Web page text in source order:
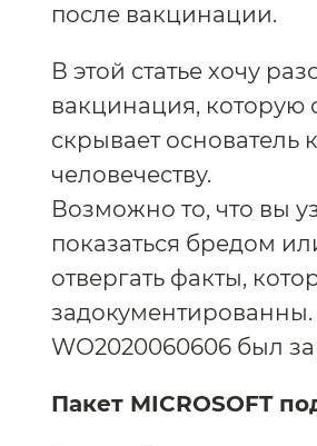
после вакцинации.
В этой статье хочу
вакцинация, которую
скрывает основатель
человечеству.
Возможно то, что вы
показаться бредом
отвергать факты,
WО2020060606 был
Пакет MICROSOFT